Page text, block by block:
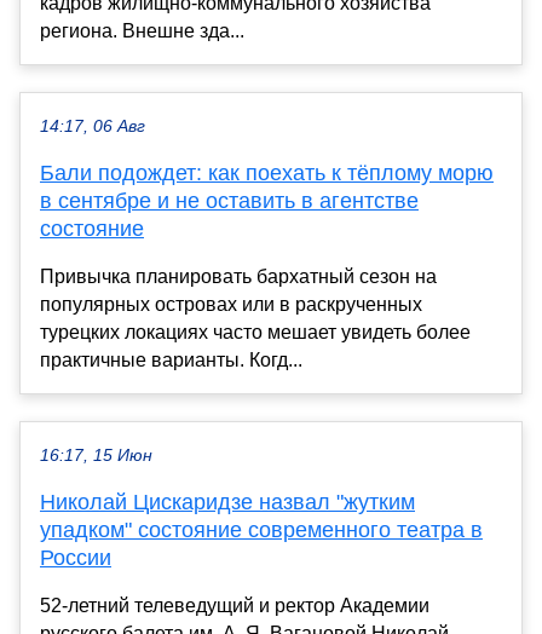
региона. Внешне зда...
14:17, 06 Авг
Бали подождет: как поехать к тёплому морю
в сентябре и не оставить в агентстве
состояние
Привычка планировать бархатный сезон на
популярных островах или в раскрученных
турецких локациях часто мешает увидеть более
практичные варианты. Когд...
16:17, 15 Июн
Николай Цискаридзе назвал "жутким
упадком" состояние современного театра в
России
52-летний телеведущий и ректор Академии